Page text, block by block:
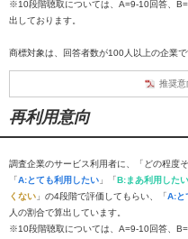
※10段階聴取については、A=9-10回答、
出しております。
商標対象は、回答者数が100人以上の企業で
推奨意
再利用意向
調査企業のサービス利用者に、「どの程度
「A:とても利用したい 」「B:まあ利用したい
くない 」の4段階で評価してもらい、「A:と
人の割合で算出しています。
※10段階聴取については、A=9-10回答、